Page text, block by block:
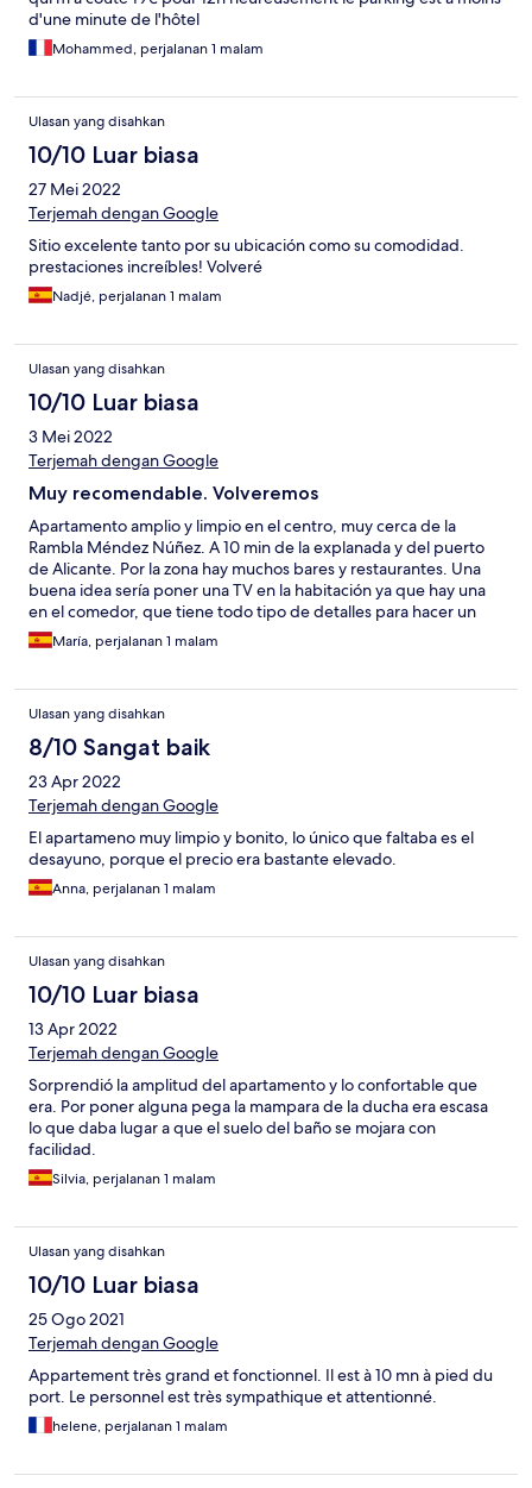
d'une minute de l'hôtel
Mohammed, perjalanan 1 malam
Ulasan yang disahkan
10/10 Luar biasa
27 Mei 2022
Terjemah dengan Google
Sitio excelente tanto por su ubicación como su comodidad.
prestaciones increíbles! Volveré
Nadjé, perjalanan 1 malam
Ulasan yang disahkan
10/10 Luar biasa
3 Mei 2022
Terjemah dengan Google
Muy recomendable. Volveremos
Apartamento amplio y limpio en el centro, muy cerca de la
Rambla Méndez Núñez. A 10 min de la explanada y del puerto
de Alicante. Por la zona hay muchos bares y restaurantes. Una
buena idea sería poner una TV en la habitación ya que hay una
en el comedor, que tiene todo tipo de detalles para hacer un
tentempié. Me parece que por parte de hotels.com deberían
poner teléfono del cliente para informar por ej q la recepción
María, perjalanan 1 malam
Ulasan yang disahkan
8/10 Sangat baik
23 Apr 2022
Terjemah dengan Google
El apartameno muy limpio y bonito, lo único que faltaba es el
desayuno, porque el precio era bastante elevado.
Anna, perjalanan 1 malam
Ulasan yang disahkan
10/10 Luar biasa
13 Apr 2022
Terjemah dengan Google
Sorprendió la amplitud del apartamento y lo confortable que
era. Por poner alguna pega la mampara de la ducha era escasa
lo que daba lugar a que el suelo del baño se mojara con
facilidad.
Silvia, perjalanan 1 malam
Ulasan yang disahkan
10/10 Luar biasa
25 Ogo 2021
Terjemah dengan Google
Appartement très grand et fonctionnel. Il est à 10 mn à pied du
port. Le personnel est très sympathique et attentionné.
helene, perjalanan 1 malam